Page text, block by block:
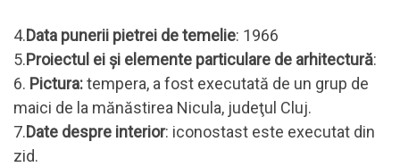
4.Data punerii pietrei de temelie: 1966
5.Proiectul ei şi elemente particulare de arhitectură:
6. Pictura:tempera, a fost executată de un grup de
maici de la mănăstirea Nicula, judeţul Cluj.
7.Date despre interior: iconostast este executat din
zid.